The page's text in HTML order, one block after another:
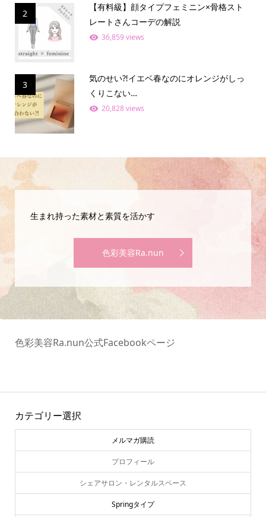
2
【有料級】顔タイプフェミニン×骨格スト
レートさんコーデの解説
36,859 views
3
気のせい⁈イエベ春なのにオレンジがしっ
くりこない…
20,828 views
生まれ持った素材と素質を活かす
色彩美容Ra.nun
色彩美容Ra.nun公式Facebookページ
カテゴリー選択
メルマガ購読
プロフィール
シェアサロン・レンタルスペース
Springタイプ